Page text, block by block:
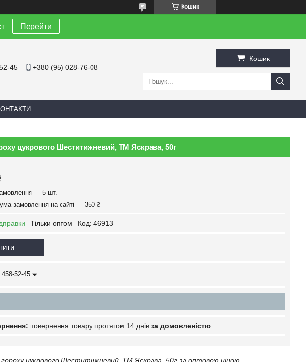
Кошик
Перейти
45 +380 (95) 028-76-08
Кошик
цукрового Шеститижневий, ТМ Яскрава, 50г
— 5 шт.
замовлення на сайті — 350 ₴
Тільки оптом Код: 46913
52-45
повернення товару протягом 14 днів за домовленістю
цукрового Шеститижневий, ТМ Яскрава, 50г за оптовою ціною.